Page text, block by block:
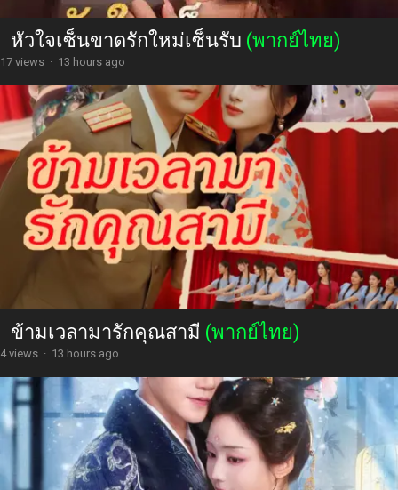
หัวใจเซ็นขาดรักใหม่เซ็นรับ (พากย์ไทย)
17 views · 13 hours ago
ข้ามเวลามารักคุณสามี (พากย์ไทย)
4 views · 13 hours ago